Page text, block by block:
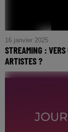
16 janvier 2025
STREAMING :
ARTISTES ?